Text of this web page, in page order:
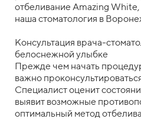
отбеливание Amazing
наша стоматология в
Консультация врача-
белоснежной улыбке
Прежде чем начать
важно
Специалист оценит
выявит возможные
оптимальный метод